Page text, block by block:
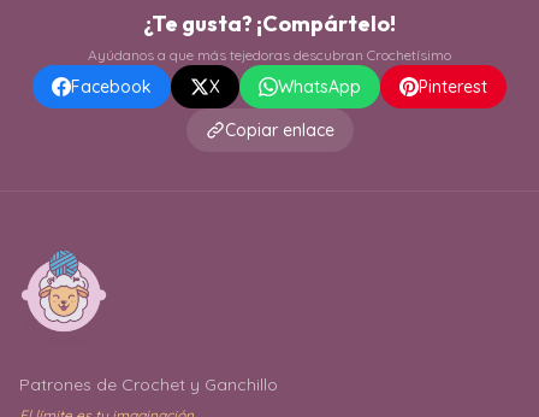
¿Te gusta? ¡Compártelo!
Ayúdanos a que más tejedoras descubran Crochetísimo
Facebook X WhatsApp
Pinterest
Copiar enlace
Patrones de Crochet y Ganchillo